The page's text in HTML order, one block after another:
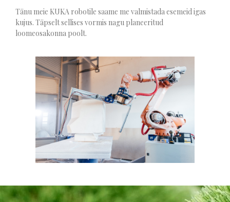
Tänu meie KUKA robotile saame me valmistada esemeid igas
kujus. Täpselt sellises vormis nagu planeeritud
loomeosakonna poolt.